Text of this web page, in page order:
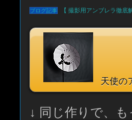
【 撮影用アンブレラ徹
天使の
↓ 同じ作りで、